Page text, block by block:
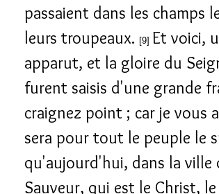
passaient dans les champs
leurs troupeaux. [9] Et voici,
apparut, et la gloire du
furent saisis d'une grande
craignez point ; car je vous
sera pour tout le peuple le
qu'aujourd'hui, dans la ville
Sauveur, qui est le Christ,